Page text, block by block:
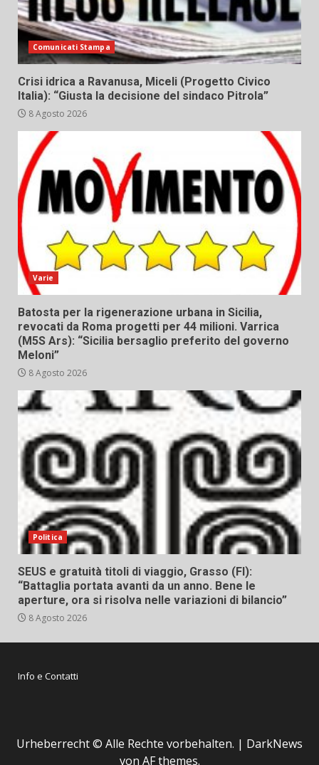
Comunicati Stampa
Crisi idrica a Ravanusa, Miceli (Progetto Civico
Italia): “Giusta la decisione del sindaco Pitrola”
8 Agosto 2026
Varie
Batosta per la rigenerazione urbana in Sicilia,
revocati da Roma progetti per 44 milioni. Varrica
(M5S Ars): “Sicilia bersaglio preferito del governo
Meloni”
8 Agosto 2026
Politica
SEUS e gratuità titoli di viaggio, Grasso (FI):
“Battaglia portata avanti da un anno. Bene le
aperture, ora si risolva nelle variazioni di bilancio”
8 Agosto 2026
Info e Contatti
Urheberrecht © Alle Rechte vorbehalten. | DarkNews
von AF themes.